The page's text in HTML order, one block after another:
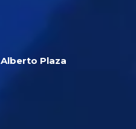
Alberto Plaza